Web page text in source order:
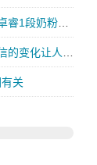
分是否有益生菌
让人刮目相看
关